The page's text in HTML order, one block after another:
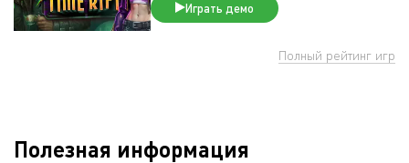
Играть демо
Полный рейтинг игр
Полезная информация